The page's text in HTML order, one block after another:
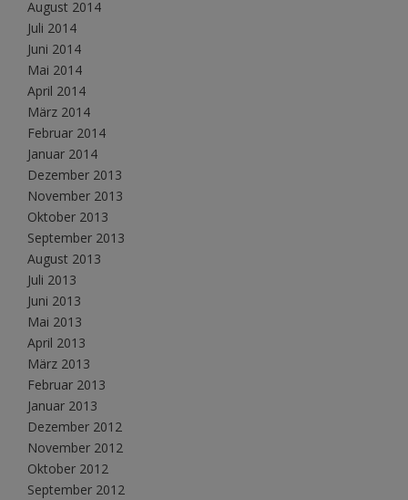
August 2014
Juli 2014
Juni 2014
Mai 2014
April 2014
März 2014
Februar 2014
Januar 2014
Dezember 2013
November 2013
Oktober 2013
September 2013
August 2013
Juli 2013
Juni 2013
Mai 2013
April 2013
März 2013
Februar 2013
Januar 2013
Dezember 2012
November 2012
Oktober 2012
September 2012